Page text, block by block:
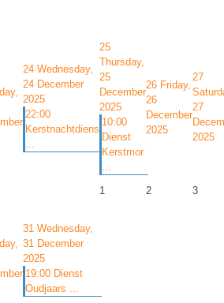
24 Wednesday,
24 December
2025
22:00
Kerstnachtdiens
...
25
Thursday,
25
December
2025
10:00
Dienst
Kerstmor
...
26 Friday,
26
December
2025
27
27
2025
31 Wednesday,
31 December
2025
19:00 Dienst
Oudjaars ...
1 2 3